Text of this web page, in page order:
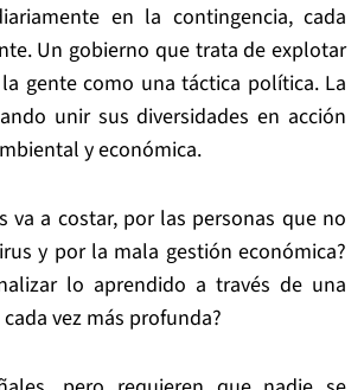
en la contingencia, cada
Un gobierno que trata de explotar
gente como una táctica política. La
unir sus diversidades en acción
y económica.
va a costar, por las personas que no
y por la mala gestión económica?
lo aprendido a través de una
vez más profunda?